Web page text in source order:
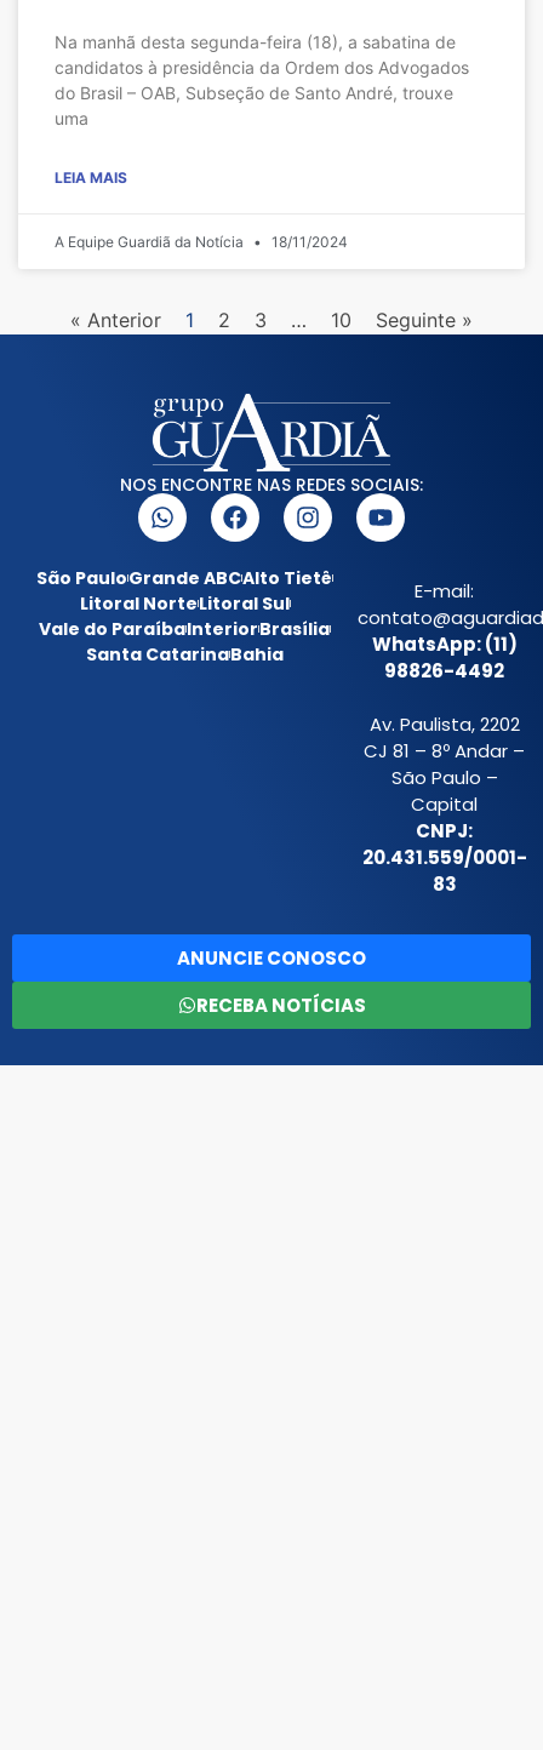
Na manhã desta segunda-feira (18), a sabatina de
candidatos à presidência da Ordem dos Advogados
do Brasil – OAB, Subseção de Santo André, trouxe
uma
LEIA MAIS
A Equipe Guardiã da Notícia 18/11/2024
« Anterior 1 2 3 … 10 Seguinte »
NOS ENCONTRE NAS REDES SOCIAIS:
São PauloGrande ABCAlto Tietê
Litoral NorteLitoral Sul
Vale do ParaíbaInteriorBrasília
Santa CatarinaBahia
E-mail:
WhatsApp: (11)
98826-4492
Av. Paulista, 2202
CJ 81 – 8º Andar –
São Paulo –
Capital
CNPJ:
20.431.559/0001-
83
ANUNCIE CONOSCO
RECEBA NOTÍCIAS